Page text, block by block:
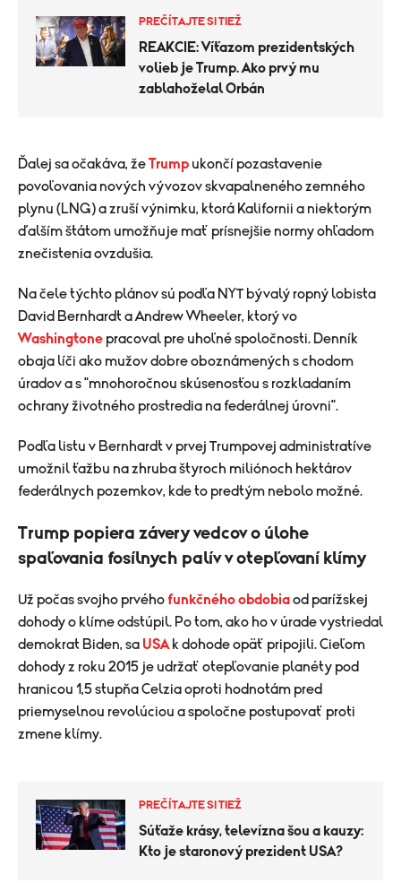
PREČÍTAJTE SI TIEŽ
REAKCIE: Víťazom prezidentských
volieb je Trump. Ako prvý mu
zablahoželal Orbán
​Ďalej sa očakáva, žeTrump ukončí pozastavenie
povoľovania nových vývozov skvapalneného zemného
plynu (LNG) a zruší výnimku, ktorá Kalifornii a niektorým
ďalším štátom umožňuje mať prísnejšie normy ohľadom
znečistenia ovzdušia.
Na čele týchto plánov sú podľa NYT bývalý ropný lobista
David Bernhardt a Andrew Wheeler, ktorý vo
Washingtone pracoval pre uhoľné spoločnosti. Denník
obaja líči ako mužov dobre oboznámených s chodom
úradov a s "mnohoročnou skúsenosťou s rozkladaním
ochrany životného prostredia na federálnej úrovni".
Podľa listu v Bernhardt v prvej Trumpovej administratíve
umožnil ťažbu na zhruba štyroch miliónoch hektárov
federálnych pozemkov, kde to predtým nebolo možné.
Trump popiera závery vedcov o úlohe
spaľovania fosílnych palív v otepľovaní klímy
Už počas svojho prvého funkčného obdobiaod parížskej
dohody o klíme odstúpil. Po tom, ako ho v úrade vystriedal
demokrat Biden, sa USA k dohode opäť pripojili. Cieľom
dohody z roku 2015 je udržať otepľovanie planéty pod
hranicou 1,5 stupňa Celzia oproti hodnotám pred
priemyselnou revolúciou a spoločne postupovať proti
zmene klímy.
PREČÍTAJTE SI TIEŽ
Súťaže krásy, televízna šou a kauzy:
Kto je staronový prezident USA?